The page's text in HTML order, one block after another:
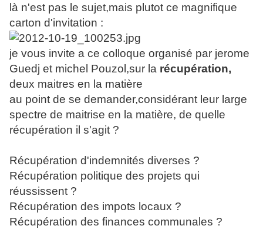
là n'est pas le sujet,mais plutot ce magnifique
carton d'invitation :
je vous invite a ce colloque organisé par jerome
Guedj et michel Pouzol,sur la récupération,
deux maitres en la matière
au point de se demander,considérant leur large
spectre de maitrise en la matière, de quelle
récupération il s'agit ?
Récupération d'indemnités diverses ?
Récupération politique des projets qui
réussissent ?
Récupération des impots locaux ?
Récupération des finances communales ?